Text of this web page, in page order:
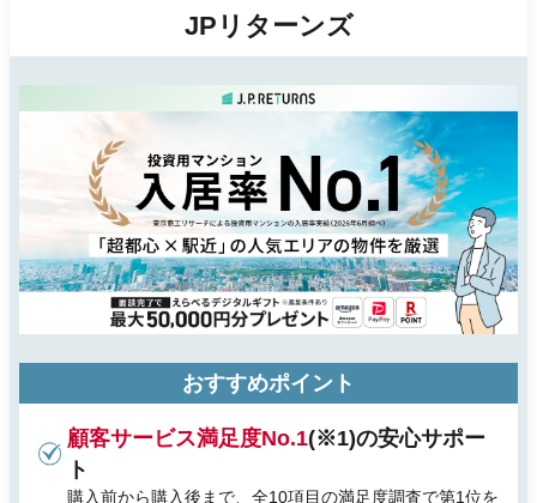
JPリターンズ
おすすめポイント
顧客サービス満足度No.1(※1)の安心サポー
ト
購入前から購入後まで、全10項目の満足度調査で第1位を